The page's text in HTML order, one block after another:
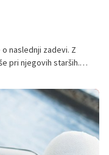
naslednji zadevi. Z
pri njegovih starših.